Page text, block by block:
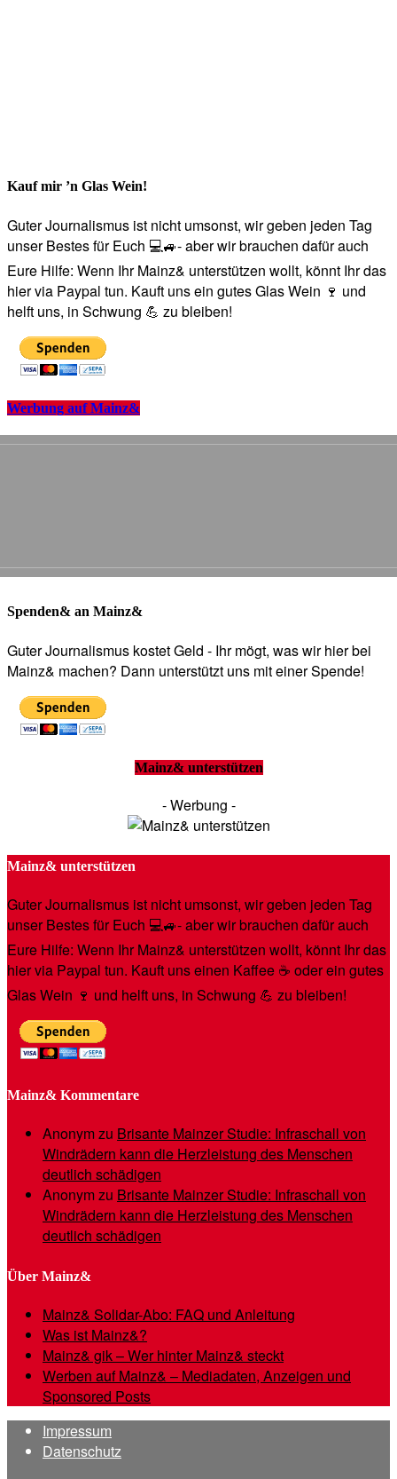
Kauf mir ’n Glas Wein!
Guter Journalismus ist nicht umsonst, wir geben jeden Tag
unser Bestes für Euch 💻🚙- aber wir brauchen dafür auch
Eure Hilfe: Wenn Ihr Mainz& unterstützen wollt, könnt Ihr das
hier via Paypal tun. Kauft uns ein gutes Glas Wein 🍷 und
helft uns, in Schwung 💪 zu bleiben!
Werbung auf Mainz&
Spenden& an Mainz&
Guter Journalismus kostet Geld - Ihr mögt, was wir hier bei
Mainz& machen? Dann unterstützt uns mit einer Spende!
Mainz& unterstützen
- Werbung -
Mainz& unterstützen
Guter Journalismus ist nicht umsonst, wir geben jeden Tag
unser Bestes für Euch 💻🚙- aber wir brauchen dafür auch
Eure Hilfe: Wenn Ihr Mainz& unterstützen wollt, könnt Ihr das
hier via Paypal tun. Kauft uns einen Kaffee ☕️ oder ein gutes
Glas Wein 🍷 und helft uns, in Schwung 💪 zu bleiben!
Mainz& Kommentare
Anonymzu Brisante Mainzer Studie: Infraschall von
Windrädern kann die Herzleistung des Menschen
deutlich schädigen
Anonymzu Brisante Mainzer Studie: Infraschall von
Windrädern kann die Herzleistung des Menschen
deutlich schädigen
Über Mainz&
Mainz& Solidar-Abo: FAQ und Anleitung
Was ist Mainz&?
Mainz& gik – Wer hinter Mainz& steckt
Werben auf Mainz& – Mediadaten, Anzeigen und
Sponsored Posts
Impressum
Datenschutz